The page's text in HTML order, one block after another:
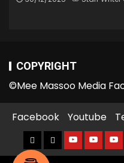
COPYRIGHT
©Mee Massoo Media
Facebook Youtube